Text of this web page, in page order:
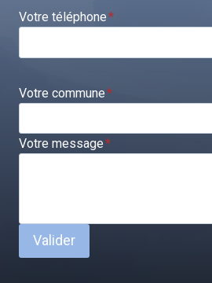
Votre téléphone*
Votre commune*
Votre message*
Valider